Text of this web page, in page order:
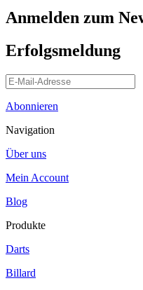
Anmelden zum
Erfolgsmeldung
Abonnieren
Navigation
Über uns
Mein Account
Blog
Produkte
Darts
Billard